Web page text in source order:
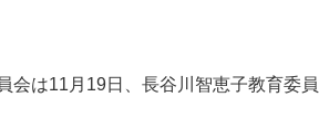
ネットの話題
会は11月19日、長谷川智恵子教育委